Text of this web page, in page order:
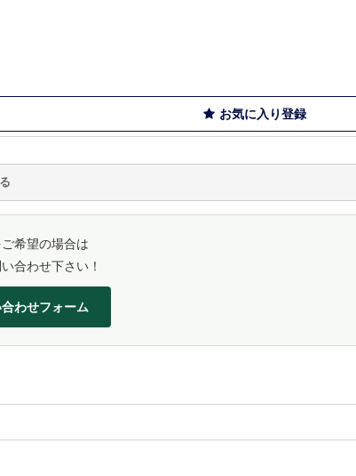
お気に入り登録
希望の場合は
合わせ下さい！
わせフォーム